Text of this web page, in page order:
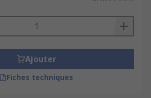
Ajouter
Fiches techniques